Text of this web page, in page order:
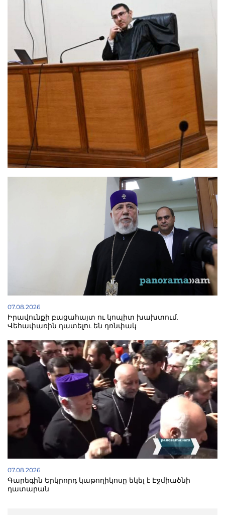
07.08.2026
Իրավունքի բացահայտ ու կոպիտ խախտում.
Վեհափառին դատելու են դռնփակ
07.08.2026
Գարեգին Երկրորդ կաթողիկոսը եկել է Էջմիածնի
դատարան